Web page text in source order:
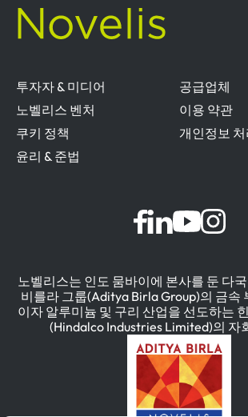
투자자 & 미디어
공급업체
노벨리스 벤처
이용 약관
쿠키 정책
개인정보
윤리 & 준법
노벨리스는 인도 뭄바이에 본사를 둔 다
비를라 그룹(Aditya Birla Group)의 금속
이자 알루미늄 및 구리 산업을 선도하는
(Hindalco Industries Limited)의 자